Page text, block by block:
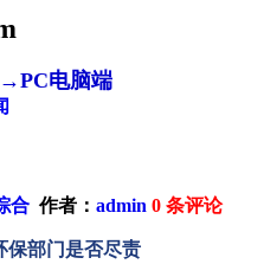
→PC电脑端
合 作者： admin 0 条评论
保部门是否尽责